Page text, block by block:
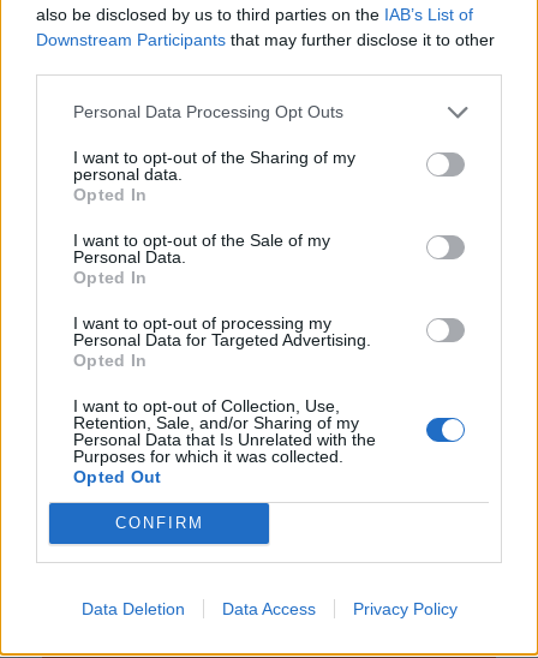
also be disclosed by us to third parties on the IAB’s List of
Downstream Participants that may further disclose it to other
Personal Data Processing Opt Outs
I want to opt-out of the Sharing of my
personal data.
Opted In
I want to opt-out of the Sale of my
Personal Data.
Opted In
I want to opt-out of processing my
Personal Data for Targeted Advertising.
Opted In
I want to opt-out of Collection, Use,
Retention, Sale, and/or Sharing of my
Personal Data that Is Unrelated with the
Purposes for which it was collected.
Opted Out
CONFIRM
Data Deletion Data Access Privacy Policy
gyorsan adaptálhatók.
magas szintű szakmai párbeszédet és értékes üzleti
kapcsolatokat kínál a régiós növekedés érdekében.
Részletek a linken.Információ és jelentkezésAz EB közölte,
hogy az innovatív oltóanyagokkal a jelenleginél
hatékonyabban vennék fel a küzdelmet az
influenzavírussal...
KEDVES OLVASÓNK!
tartozik, melynek olvasása előfizetéses
regisztrációhoz kötött.
Az előfizetés a következőket tartalmazza:
Portfolio.hu teljes cikkarchívum